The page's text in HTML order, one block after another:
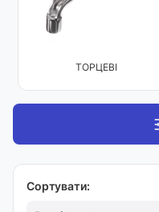
ТОРЦЕВІ
Сортувати: